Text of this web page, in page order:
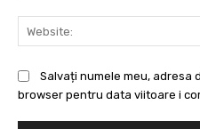
Salvați numele meu, adresa
browser pentru data viitoare i